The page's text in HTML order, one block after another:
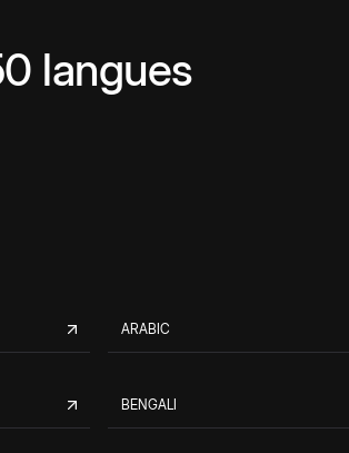
langues
ARABIC
BENGALI